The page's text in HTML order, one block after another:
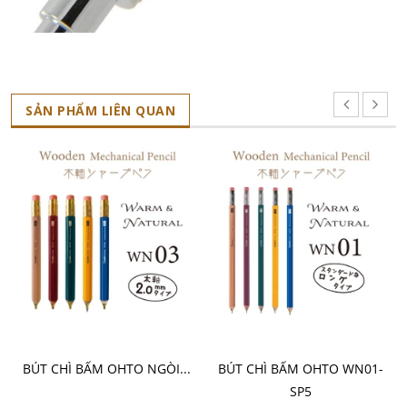
SẢN PHẨM LIÊN QUAN
BÚT CHÌ BẤM OHTO NGÒI...
BÚT CHÌ BẤM OHTO WN01-
SP5